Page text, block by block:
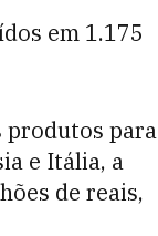
em 1.175
produtos para
e Itália, a
de reais,